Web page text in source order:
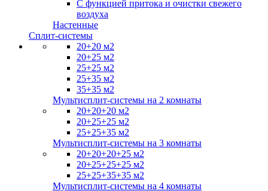
С функцией притока и очистки свежего
воздуха
Настенные
Сплит-системы
20+20 м2
20+25 м2
25+25 м2
25+35 м2
35+35 м2
Мультисплит-системы на 2 комнаты
20+20+20 м2
20+25+25 м2
25+25+35 м2
Мультисплит-системы на 3 комнаты
20+20+20+25 м2
20+25+25+25 м2
25+25+35+35 м2
Мультисплит-системы на 4 комнаты